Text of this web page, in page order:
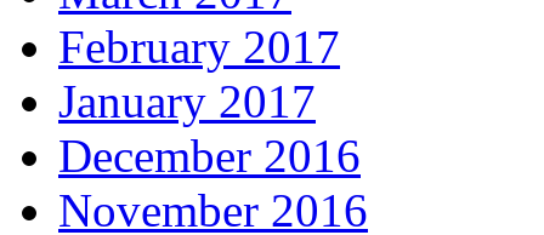
February 2017
January 2017
December 2016
November 2016